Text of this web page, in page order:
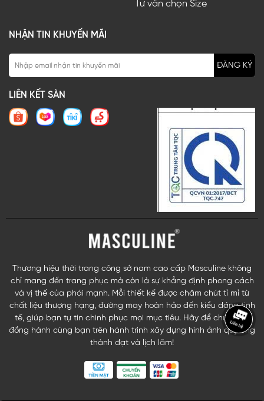
Tư vấn chọn Size
NHẬN TIN KHUYẾN MÃI
ĐĂNG KÝ
LIÊN KẾT SÀN
Thương hiệu thời trang công sở nam cao cấp Masculine không
chỉ mang đến trang phục mà còn là sự khẳng định phong cách
và vị thế của phái mạnh. Mỗi thiết kế được chăm chút tỉ mỉ từ
chất liệu thượng hạng, đường may hoàn hảo đến kiểu dáng tinh
tế, giúp bạn tự tin chinh phục mọi mục tiêu. Hãy để chúng tôi
đồng hành cùng bạn trên hành trình xây dựng hình ảnh quý ông
thành đạt và lịch lãm!